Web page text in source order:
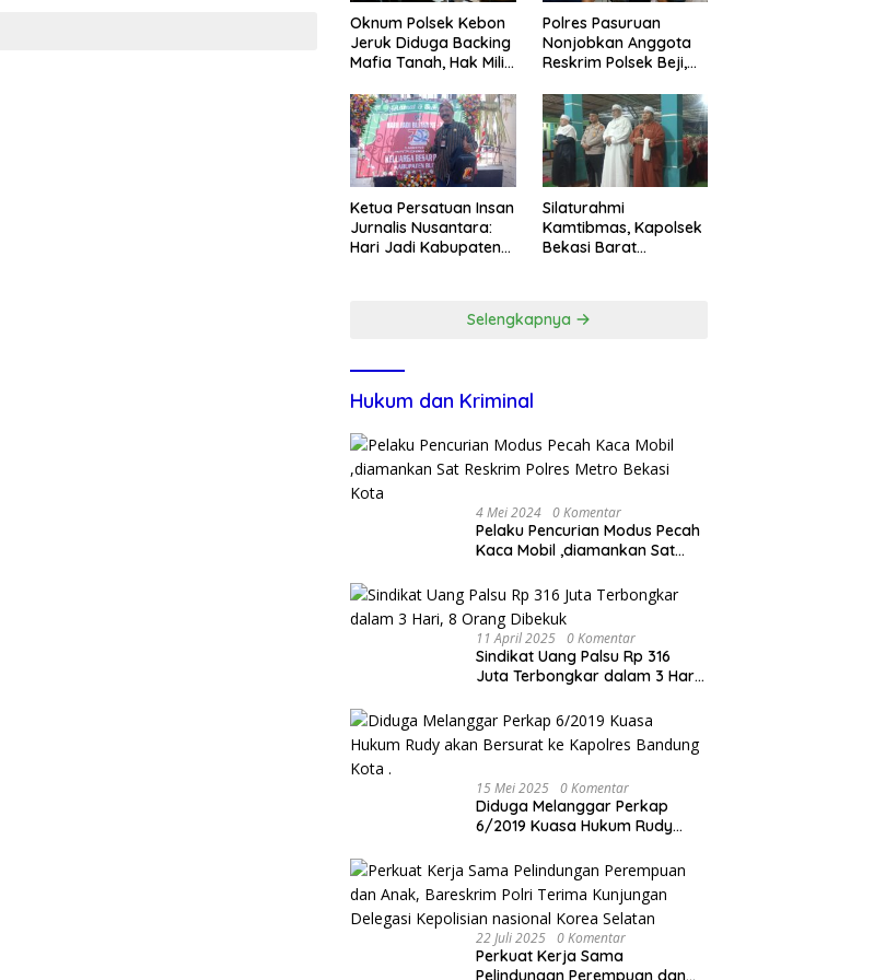
Oknum Polsek Kebon
Jeruk Diduga Backing
Mafia Tanah, Hak Milik
Lewat Paksaan
Polres Pasuruan
Nonjobkan Anggota
Reskrim Polsek Beji,
Transparansi
Penanganan Dugaan
Penganiayaan
Ketua Persatuan Insan
Jurnalis Nusantara:
Hari Jadi Kabupaten
Silaturahmi
Kamtibmas, Kapolsek
Bekasi Barat
Wilayah
Selengkapnya
Hukum dan Kriminal
4 Mei 2024 0 Komentar
Pelaku Pencurian Modus Pecah
Kaca Mobil ,diamankan Sat
Kota
11 April 2025 0 Komentar
Sindikat Uang Palsu Rp 316
Juta Terbongkar dalam 3 Hari,
15 Mei 2025 0 Komentar
Diduga Melanggar Perkap
6/2019 Kuasa Hukum Rudy
Bandung Kota .
22 Juli 2025 0 Komentar
Perkuat Kerja Sama
Pelindungan Perempuan dan